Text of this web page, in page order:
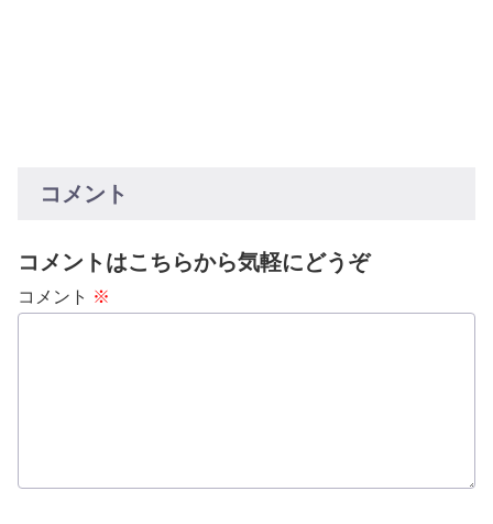
コメント
コメントはこちらから気軽にどうぞ
コメント ※